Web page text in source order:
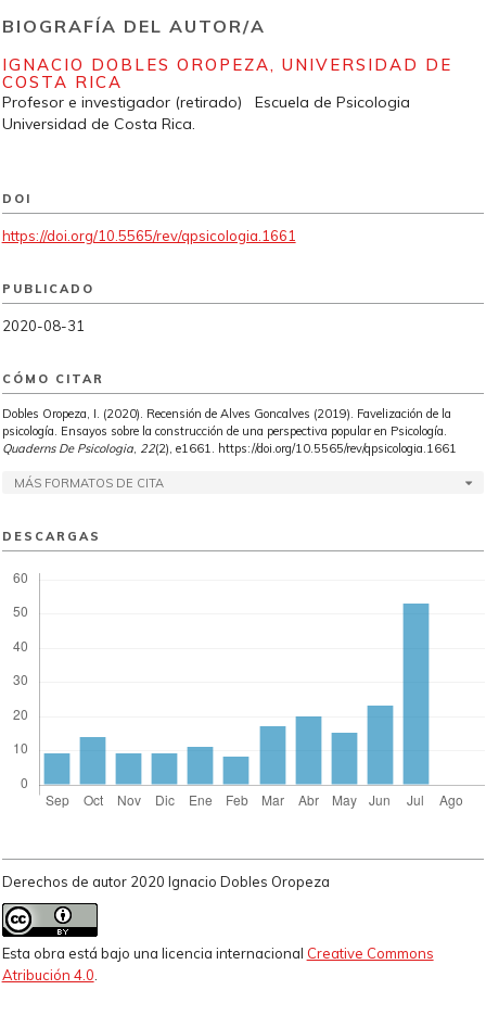
BIOGRAFÍA DEL AUTOR/A
IGNACIO DOBLES OROPEZA, UNIVERSIDAD DE
COSTA RICA
Profesor e investigador (retirado) Escuela de Psicologia
Universidad de Costa Rica.
DOI
https://doi.org/10.5565/rev/qpsicologia.1661
PUBLICADO
2020-08-31
CÓMO CITAR
Dobles Oropeza, I. (2020). Recensión de Alves Goncalves (2019). Favelización de la
psicología. Ensayos sobre la construcción de una perspectiva popular en Psicología.
Quaderns De Psicologia, 22(2), e1661. https://doi.org/10.5565/rev/qpsicologia.1661
MÁS FORMATOS DE CITA
DESCARGAS
Derechos de autor 2020 Ignacio Dobles Oropeza
Esta obra está bajo una licencia internacional Creative Commons
Atribución 4.0